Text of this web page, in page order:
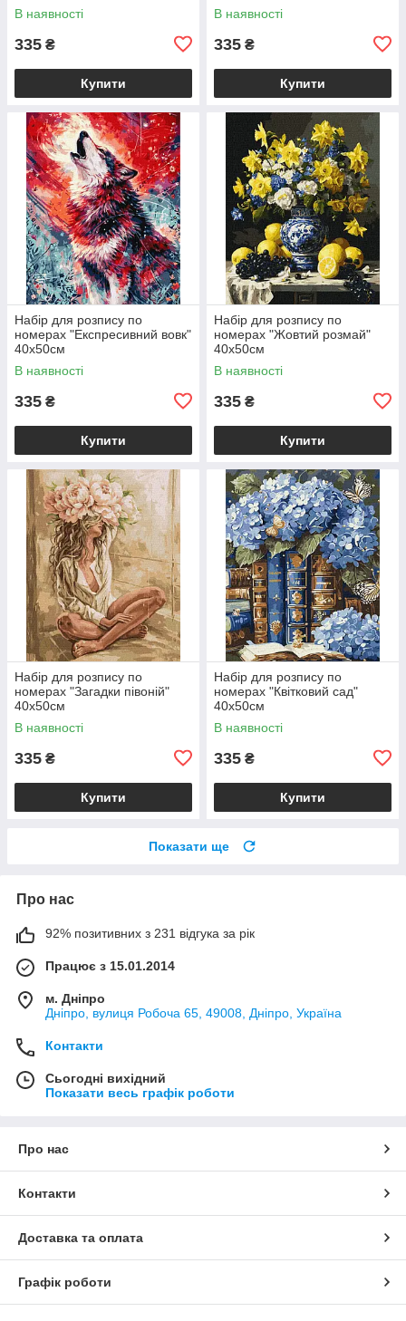
В наявності
335 ₴
Купити
В наявності
335 ₴
Купити
Набір для розпису по
номерах "Експресивний вовк"
40х50см
В наявності
335 ₴
Купити
Набір для розпису по
номерах "Жовтий розмай"
40х50см
В наявності
335 ₴
Купити
Набір для розпису по
номерах "Загадки півоній"
40х50см
В наявності
335 ₴
Купити
Набір для розпису по
номерах "Квітковий сад"
40х50см
В наявності
335 ₴
Купити
Показати ще
Про нас
92% позитивних з 231 відгука за рік
Працює з 15.01.2014
м. Дніпро
Дніпро, вулиця Робоча 65, 49008, Дніпро, Україна
Контакти
Сьогодні вихідний
Показати весь графік роботи
Про нас
Контакти
Доставка та оплата
Графік роботи